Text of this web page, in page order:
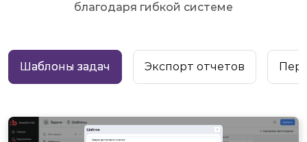
благодаря гибкой системе
Шаблоны задач Экспорт отчетов